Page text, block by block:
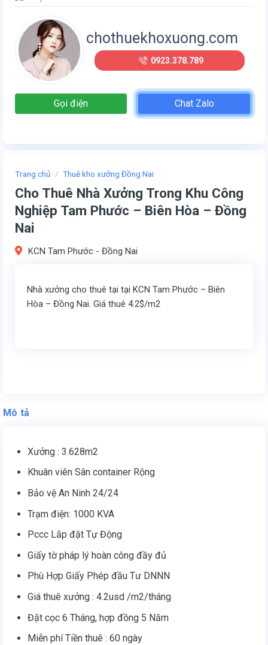
Trang chủ / Thuê kho xưởng Đồng Nai
Cho Thuê Nhà Xưởng Trong Khu Công
Nghiệp Tam Phước – Biên Hòa – Đồng
Nai
KCN Tam Phước - Đồng Nai
Nhà xưởng cho thuê tại tại KCN Tam Phước – Biên
Hòa – Đồng Nai. Giá thuê 4.2$/m2
chothuekhoxuong.com
0923.378.789
Gọi điện Chat Zalo
Mô tả
Xưởng : 3.628m2
Khuân viên Sân container Rộng
Bảo vệ An Ninh 24/24
Trạm điện: 1000 KVA
Pccc Lắp đặt Tự Động
Giấy tờ pháp lý hoàn công đầy đủ
Phù Hợp Giấy Phép đầu Tư DNNN
Giá thuê xưởng : 4.2usd /m2/tháng
Đặt cọc 6 Tháng, hợp đồng 5 Năm
Miễn phí Tiền thuê : 60 ngày